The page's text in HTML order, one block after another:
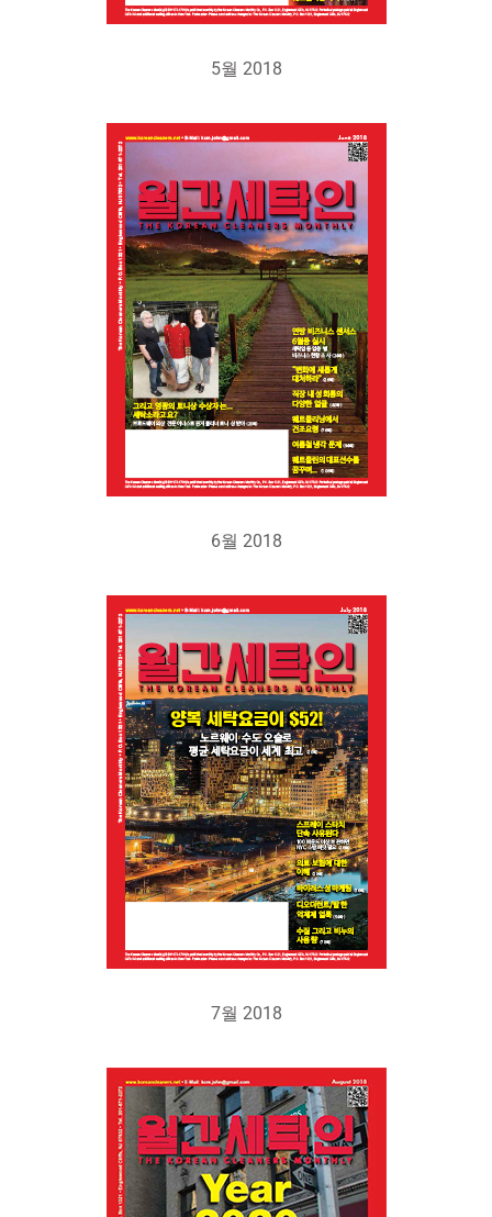
5월 2018
6월 2018
7월 2018